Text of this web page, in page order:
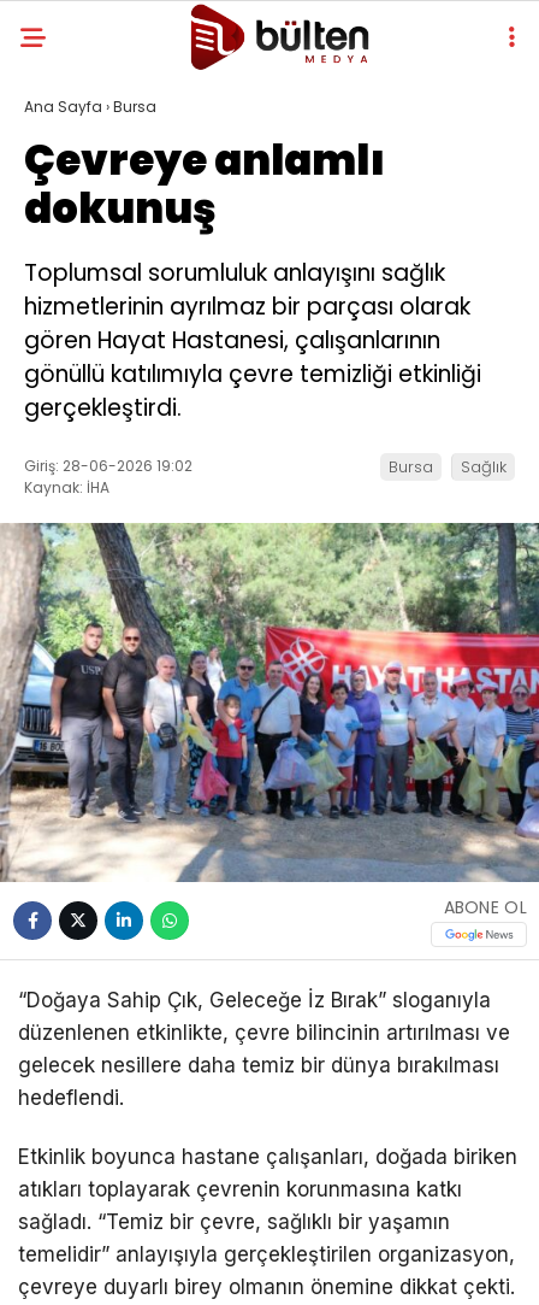
Ana Sayfa ›Bursa
Çevreye anlamlı
dokunuş
Toplumsal sorumluluk anlayışını sağlık
hizmetlerinin ayrılmaz bir parçası olarak
gören Hayat Hastanesi, çalışanlarının
gönüllü katılımıyla çevre temizliği etkinliği
gerçekleştirdi.
Giriş: 28-06-2026 19:02
Kaynak: İHA
Bursa Sağlık
ABONE OL
“Doğaya Sahip Çık, Geleceğe İz Bırak” sloganıyla
düzenlenen etkinlikte, çevre bilincinin artırılması ve
gelecek nesillere daha temiz bir dünya bırakılması
hedeflendi.
Etkinlik boyunca hastane çalışanları, doğada biriken
atıkları toplayarak çevrenin korunmasına katkı
sağladı. “Temiz bir çevre, sağlıklı bir yaşamın
temelidir” anlayışıyla gerçekleştirilen organizasyon,
çevreye duyarlı birey olmanın önemine dikkat çekti.